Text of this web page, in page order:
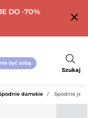
DO -70%
close
Szukaj
damskie Spodnie